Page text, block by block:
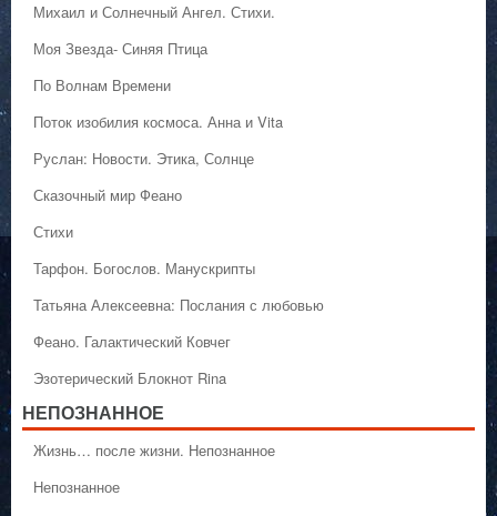
Михаил и Солнечный Ангел. Стихи.
Моя Звезда- Синяя Птица
По Волнам Времени
Поток изобилия космоса. Анна и Vita
Руслан: Новости. Этика, Солнце
Сказочный мир Феано
Стихи
Тарфон. Богослов. Манускрипты
Татьяна Алексеевна: Послания с любовью
Феано. Галактический Ковчег
Эзотерический Блокнот Rina
НЕПОЗНАННОЕ
Жизнь… после жизни. Непознанное
Непознанное